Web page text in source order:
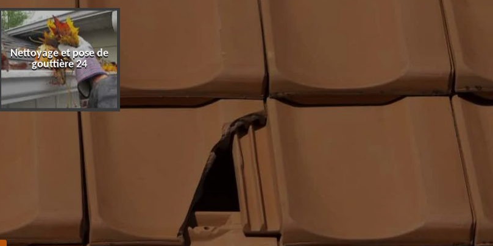
Nettoyage et pose de
gouttière 24
Réparation de toiture
Urgence fuite de
toiture 24